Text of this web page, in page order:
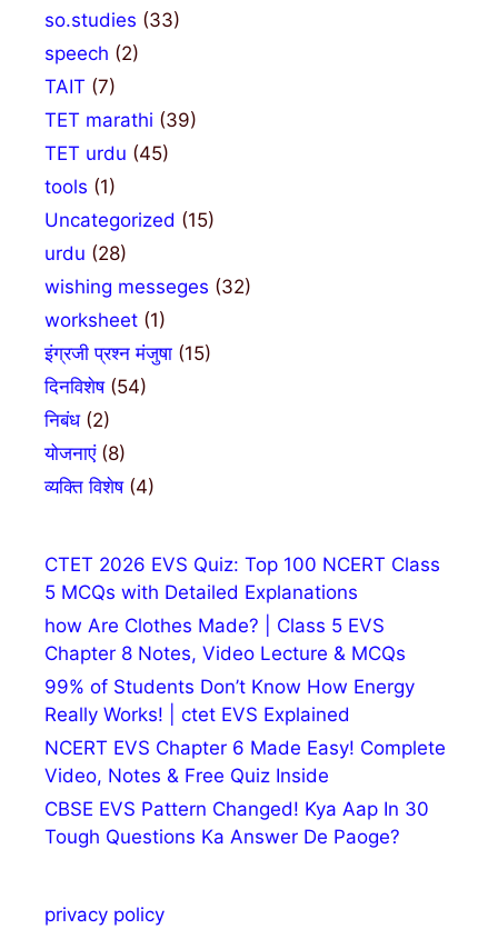
so.studies (33)
speech (2)
TAIT (7)
TET marathi (39)
TET urdu (45)
tools (1)
Uncategorized (15)
urdu (28)
wishing messeges (32)
worksheet (1)
इंग्रजी प्रश्न मंजुषा (15)
दिनविशेष(54)
निबंध(2)
योजनाएं(8)
व्यक्ति विशेष(4)
CTET 2026 EVS Quiz: Top 100 NCERT Class
5 MCQs with Detailed Explanations
how Are Clothes Made? | Class 5 EVS
Chapter 8 Notes, Video Lecture & MCQs
99% of Students Don’t Know How Energy
Really Works! | ctet EVS Explained
NCERT EVS Chapter 6 Made Easy! Complete
Video, Notes & Free Quiz Inside
CBSE EVS Pattern Changed! Kya Aap In 30
Tough Questions Ka Answer De Paoge?
privacy policy